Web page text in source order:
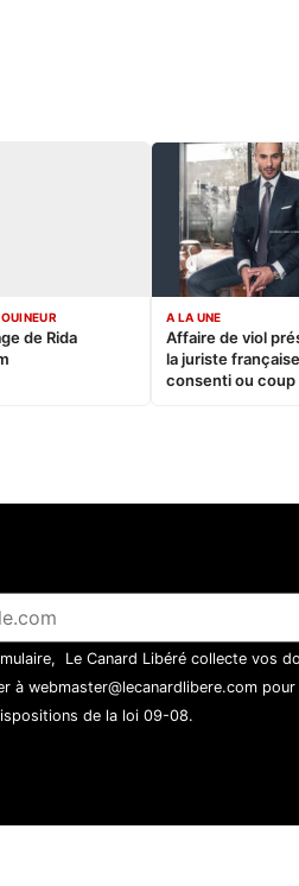
de Rida
A LA UNE
Affaire de viol
la juriste
consenti ou coup
Le Canard Libéré collecte vos
à webmaster@lecanardlibere.com
de la loi 09-08.